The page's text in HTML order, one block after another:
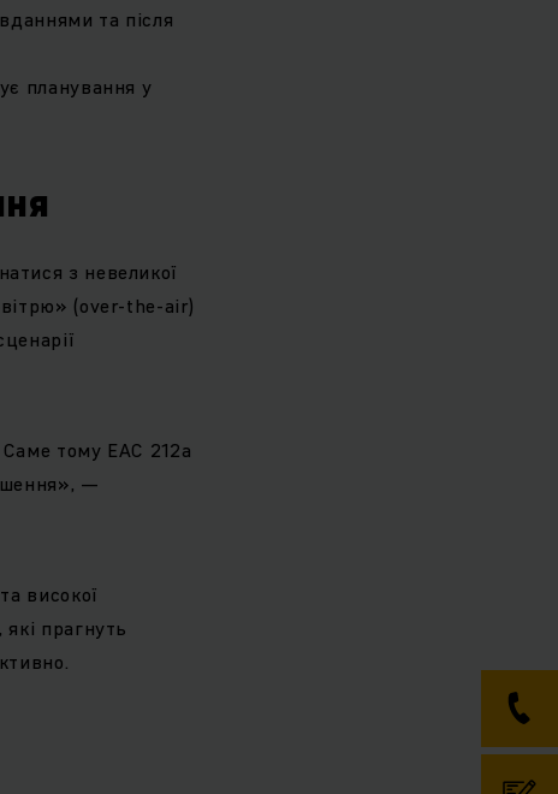
та після
планування у
з невеликої
(over-the-air)
тому EAC 212a
—
високої
прагнуть